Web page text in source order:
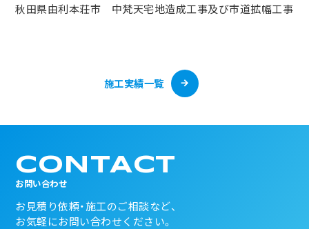
秋田県由利本荘市 中梵天宅地造成工事及び市道拡幅工事
施工実績一覧
CONTACT
お問い合わせ
お見積り依頼・施工のご相談など、
お気軽にお問い合わせください。